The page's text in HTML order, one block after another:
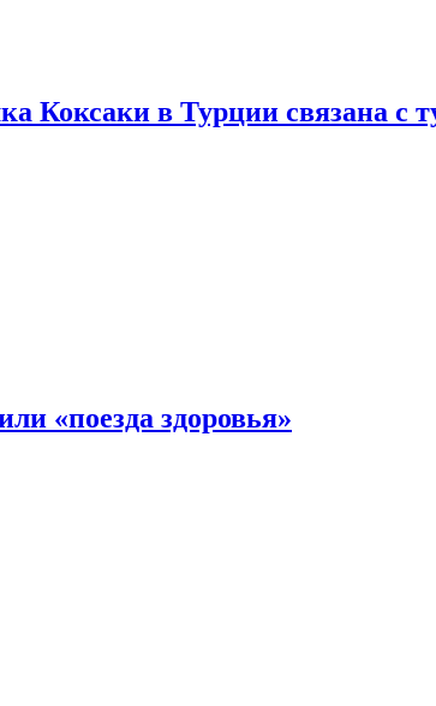
в Турции связана с
«поезда здоровья»